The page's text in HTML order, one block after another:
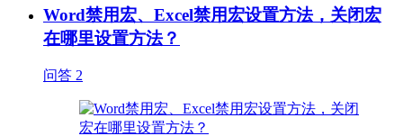
Word禁用宏、Excel禁用宏设置方法，关闭宏
在哪里设置方法？
问答 2